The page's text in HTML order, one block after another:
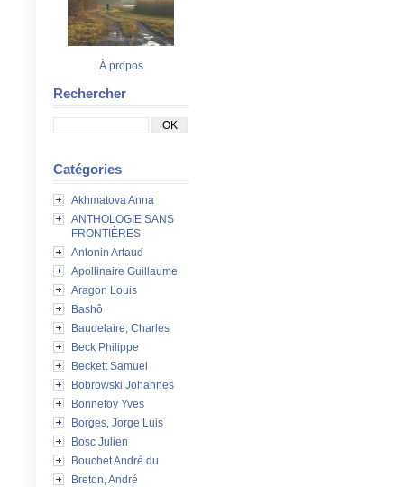
À propos
Rechercher
Catégories
Akhmatova Anna
ANTHOLOGIE SANS
FRONTIÈRES
Antonin Artaud
Apollinaire Guillaume
Aragon Louis
Bashô
Baudelaire, Charles
Beck Philippe
Beckett Samuel
Bobrowski Johannes
Bonnefoy Yves
Borges, Jorge Luis
Bosc Julien
Bouchet André du
Breton, André